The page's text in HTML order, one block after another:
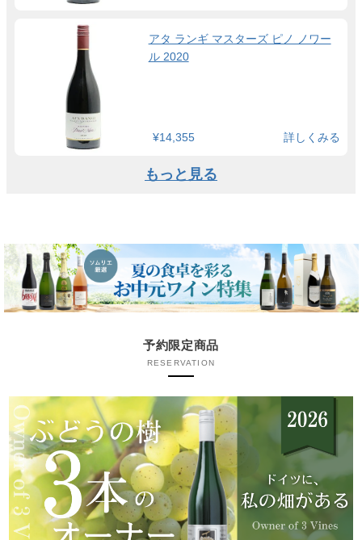
アタ ランギ マスターズ ピノ ノワー
ル 2020
¥14,355 詳しくみる
もっと見る
予約限定商品
RESERVATION